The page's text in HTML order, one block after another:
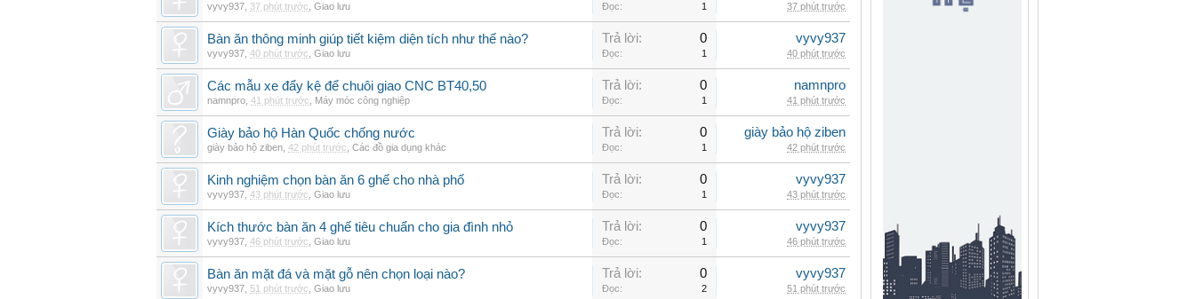
vyvy937 37 phút trước Giao lưu Đọc: 1 37 phút trước
Bàn ăn thông minh giúp tiết kiệm diện tích như thế nào?
vyvy937 40 phút trước Giao lưu
Trả lời: 0
Đọc: 1
vyvy937
40 phút trước
Các mẫu xe đẩy kệ để chuôi giao CNC BT40,50
namnpro 41 phút trước Máy móc công nghiệp
Trả lời: 0
Đọc: 1
namnpro
41 phút trước
Giày bảo hộ Hàn Quốc chống nước
giày bảo hộ ziben 42 phút trước Các đồ gia dụng khác
Trả lời: 0
Đọc: 1
giày bảo hộ ziben
42 phút trước
Kinh nghiệm chọn bàn ăn 6 ghế cho nhà phố
vyvy937 43 phút trước Giao lưu
Trả lời: 0
Đọc: 1
vyvy937
43 phút trước
Kích thước bàn ăn 4 ghế tiêu chuẩn cho gia đình nhỏ
vyvy937 46 phút trước Giao lưu
Trả lời: 0
Đọc: 1
vyvy937
46 phút trước
Bàn ăn mặt đá và mặt gỗ nên chọn loại nào?
vyvy937 51 phút trước Giao lưu
Trả lời: 0
Đọc: 2
vyvy937
51 phút trước